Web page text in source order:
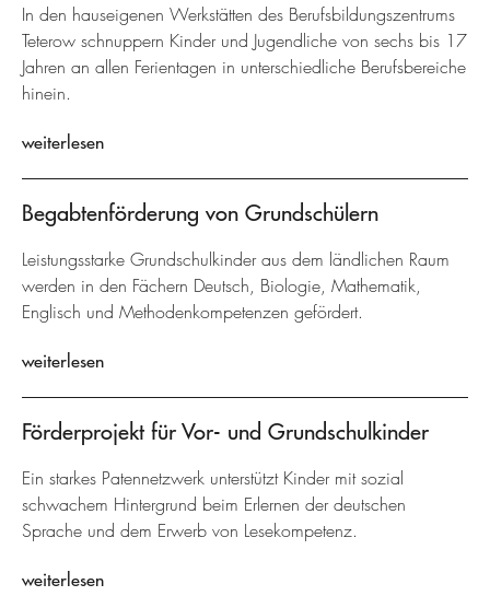
In den hauseigenen Werkstätten des Berufsbildungszentrums
Teterow schnuppern Kinder und Jugendliche von sechs bis 17
Jahren an allen Ferientagen in unterschiedliche Berufsbereiche
hinein.
weiterlesen
Begabtenförderung von Grundschülern
Leistungsstarke Grundschulkinder aus dem ländlichen Raum
werden in den Fächern Deutsch, Biologie, Mathematik,
Englisch und Methodenkompetenzen gefördert.
weiterlesen
Förderprojekt für Vor- und Grundschulkinder
Ein starkes Patennetzwerk unterstützt Kinder mit sozial
schwachem Hintergrund beim Erlernen der deutschen
Sprache und dem Erwerb von Lesekompetenz.
weiterlesen